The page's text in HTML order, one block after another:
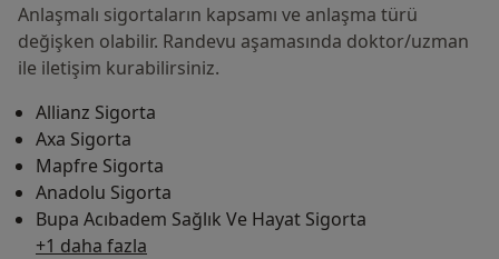
Anlaşmalı sigortaların kapsamı ve anlaşma türü
değişken olabilir. Randevu aşamasında doktor/uzman
ile iletişim kurabilirsiniz.
Allianz Sigorta
Axa Sigorta
Mapfre Sigorta
Anadolu Sigorta
Bupa Acıbadem Sağlık Ve Hayat Sigorta
+1 daha fazla